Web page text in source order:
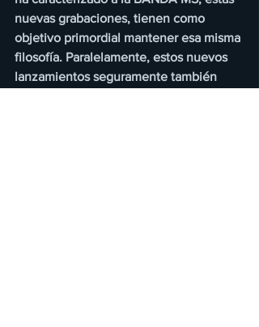
nuevas grabaciones, tienen como
objetivo primordial mantener esa misma
filosofía. Paralelamente, estos nuevos
lanzamientos seguramente también